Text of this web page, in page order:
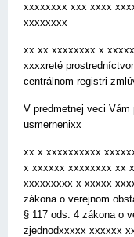
xxxxxxxx xxx xxxx
xxxxxxxx
xx xx xxxxxxxx x
xxxxreté
centrálnom registri
V predmetnej veci
usmernenixx
xx x xxxxxxxxxx
x xxxxxx xxxxxxxx xx
xxxxxxxxx x xxxxx
zákona o verejnom
§ 117 ods. 4 zákona o
zjednodxxxxx xxxxxx